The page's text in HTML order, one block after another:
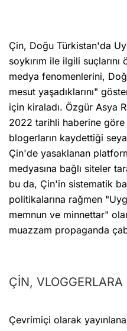
Çin, Doğu Türkistan'da
soykırım ile ilgili
medya fenomenlerini,
mesut yaşadıklarını"
için kiraladı. Özgür Asya
2022 tarihli haberine
blogerların kaydettiği
Çin'de yasaklanan
medyasına bağlı siteler
bu da, Çin'in sistematik
politikalarına rağmen
memnun ve minnettar"
muazzam propaganda
ÇİN,
Çevrimiçi olarak